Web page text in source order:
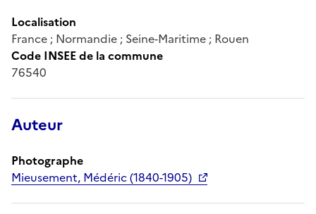
Localisation
France ; Normandie ; Seine-Maritime ; Rouen
Code INSEE de la commune
76540
Auteur
Photographe
Mieusement, Médéric (1840-1905)